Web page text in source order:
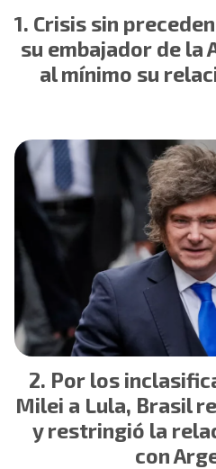
Crisis sin
su embajador de la
al mínimo su
Por los
Milei a Lula, Brasil
y restringió la
con